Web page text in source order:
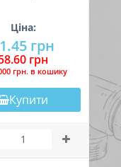
Ціна:
грн
грн
грн. в кошику
Купити